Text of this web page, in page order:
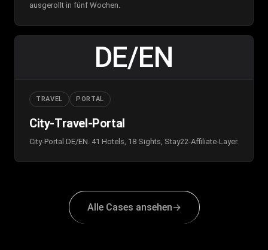
ausgerollt in fünf Wochen.
DE/EN
TRAVEL PORTAL
City-Travel-Portal
City-Portal DE/EN. 41 Hotels, 18 Sights, Stay22-Affiliate-Layer.
Alle Cases ansehen→